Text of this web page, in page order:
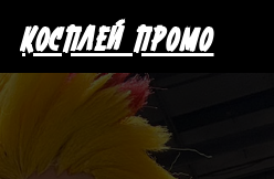
КОСПЛЕЙ ПРОМО